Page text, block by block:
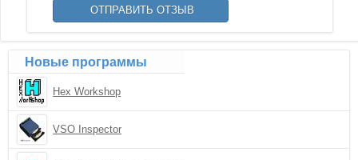
Новые программы
Hex Workshop
VSO Inspector